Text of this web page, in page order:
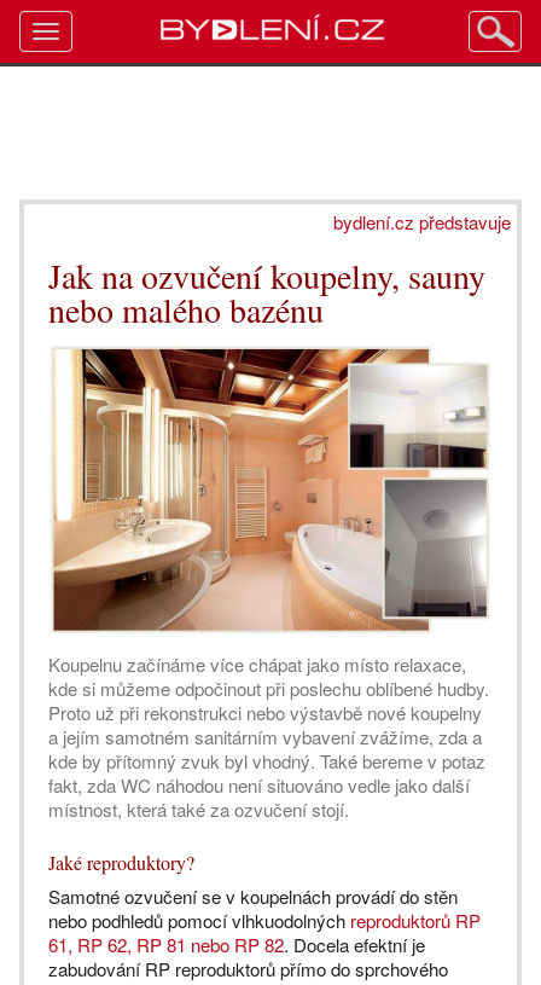
bydlení.cz představuje
Jak na ozvučení koupelny, sauny
nebo malého bazénu
Koupelnu začínáme více chápat jako místo relaxace,
kde si můžeme odpočinout při poslechu oblíbené hudby.
Proto už při rekonstrukci nebo výstavbě nové koupelny
a jejím samotném sanitárním vybavení zvážíme, zda a
kde by přítomný zvuk byl vhodný. Také bereme v potaz
fakt, zda WC náhodou není situováno vedle jako další
místnost, která také za ozvučení stojí.
Jaké reproduktory?
Samotné ozvučení se v koupelnách provádí do stěn
nebo podhledů pomocí vlhkuodolných reproduktorů RP
61, RP 62, RP 81 nebo RP 82. Docela efektní je
zabudování RP reproduktorů přímo do sprchového
Toggle
navigation